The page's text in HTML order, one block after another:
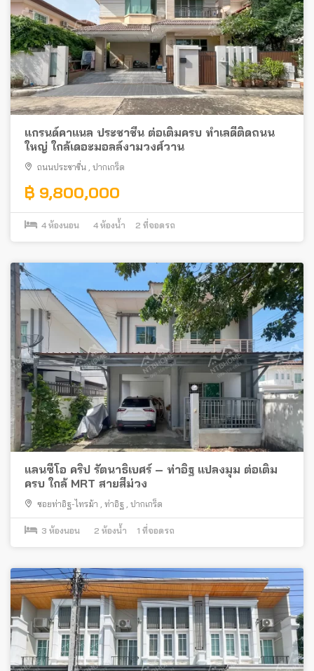
แกรนด์คาแนล ประชาชื่น ต่อเติมครบ ทำเลดีติดถนน
ใหญ่ ใกล้เดอะมอลล์งามวงศ์วาน
ถนนประชาชื่น , ปากเกร็ด
฿ 9,800,000
4 ห้องนอน 4 ห้องน้ำ 2 ที่จอดรถ
แลนซีโอ คริป รัตนาธิเบศร์ – ท่าอิฐ แปลงมุม ต่อเติม
ครบ ใกล้ MRT สายสีม่วง
ซอยท่าอิฐ-ไทรม้า ท่าอิฐ ปากเกร็ด
3 ห้องนอน 2 ห้องน้ำ 1 ที่จอดรถ